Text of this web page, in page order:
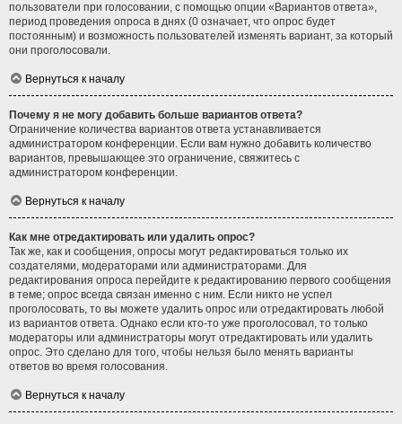
пользователи при голосовании, с помощью опции «Вариантов ответа»,
период проведения опроса в днях (0 означает, что опрос будет
постоянным) и возможность пользователей изменять вариант, за который
они проголосовали.
Вернуться к началу
Почему я не могу добавить больше вариантов ответа?
Ограничение количества вариантов ответа устанавливается
администратором конференции. Если вам нужно добавить количество
вариантов, превышающее это ограничение, свяжитесь с
администратором конференции.
Вернуться к началу
Как мне отредактировать или удалить опрос?
Так же, как и сообщения, опросы могут редактироваться только их
создателями, модераторами или администраторами. Для
редактирования опроса перейдите к редактированию первого сообщения
в теме; опрос всегда связан именно с ним. Если никто не успел
проголосовать, то вы можете удалить опрос или отредактировать любой
из вариантов ответа. Однако если кто-то уже проголосовал, то только
модераторы или администраторы могут отредактировать или удалить
опрос. Это сделано для того, чтобы нельзя было менять варианты
ответов во время голосования.
Вернуться к началу